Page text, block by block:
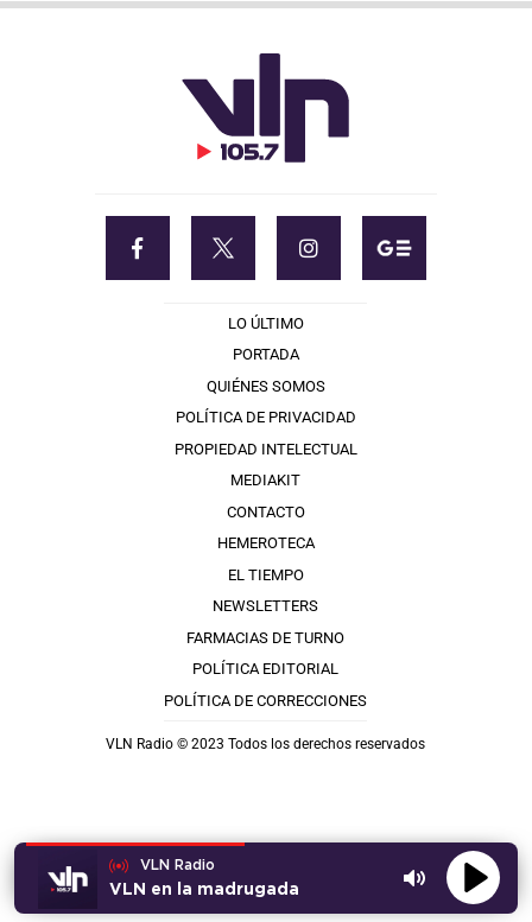
VLN Radio
VLN en la madrugada
LO ÚLTIMO
PORTADA
QUIÉNES SOMOS
POLÍTICA DE PRIVACIDAD
PROPIEDAD INTELECTUAL
MEDIAKIT
CONTACTO
HEMEROTECA
EL TIEMPO
NEWSLETTERS
FARMACIAS DE TURNO
POLÍTICA EDITORIAL
POLÍTICA DE CORRECCIONES
VLN Radio © 2023 Todos los derechos reservados